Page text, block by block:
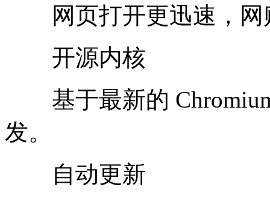
网页打开更迅速，网
开源内核
基于最新的
发。
自动更新